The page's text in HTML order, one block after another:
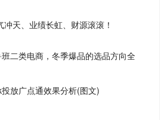
天、业绩长虹、财源滚滚！
二类电商，冬季爆品的选品方向全
放广点通效果分析(图文)